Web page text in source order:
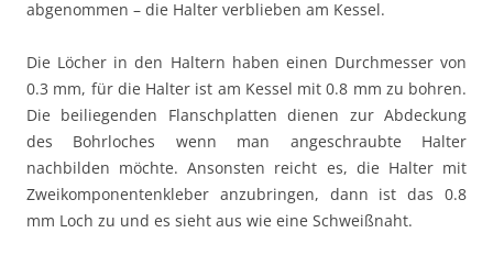
abgenommen – die Halter verblieben am Kessel.
Die Löcher in den Haltern haben einen Durchmesser von
0.3 mm, für die Halter ist am Kessel mit 0.8 mm zu bohren.
Die beiliegenden Flanschplatten dienen zur Abdeckung
des Bohrloches wenn man angeschraubte Halter
nachbilden möchte. Ansonsten reicht es, die Halter mit
Zweikomponentenkleber anzubringen, dann ist das 0.8
mm Loch zu und es sieht aus wie eine Schweißnaht.